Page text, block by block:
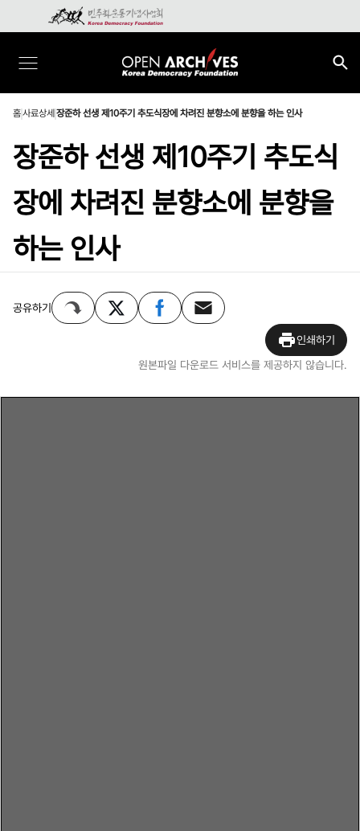
홈사료상세 장준하 선생 제10주기 추도식장에 차려진 분향소에 분향을 하는 인사
장준하 선생 제10주기 추도식
장에 차려진 분향소에 분향을
하는 인사
공유하기
인쇄하기
원본파일 다운로드 서비스를 제공하지 않습니다.